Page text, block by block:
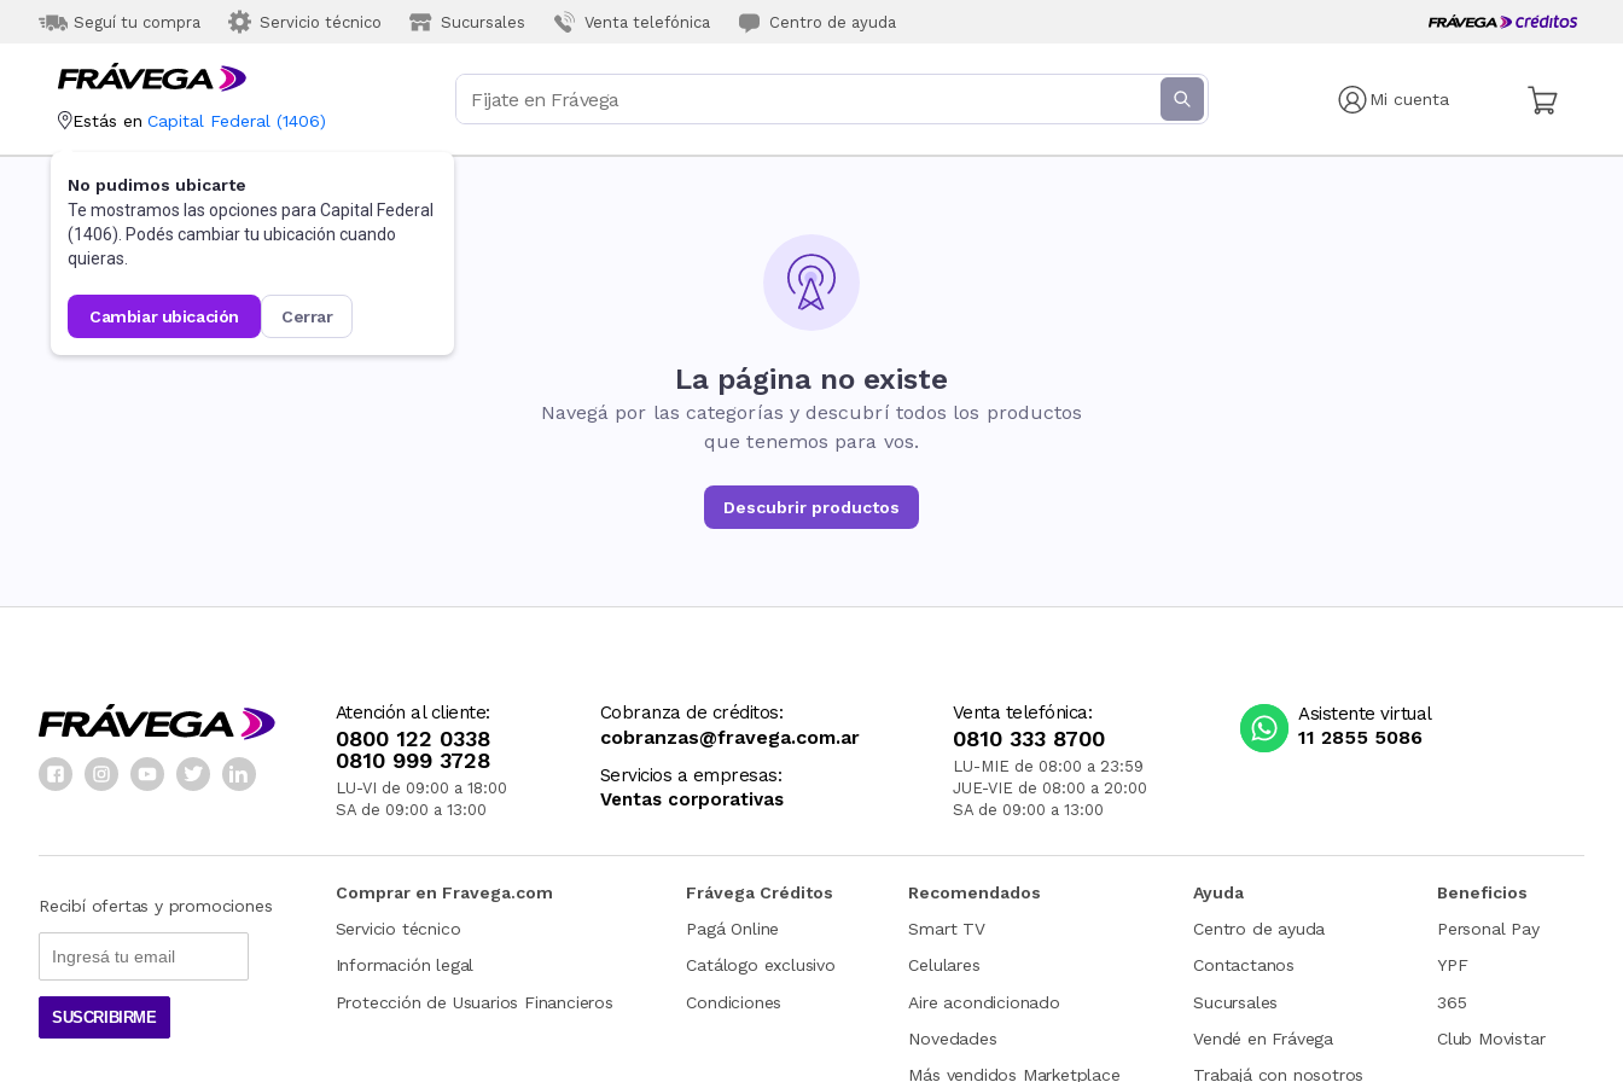
Seguí tu compra Servicio técnico Sucursales Venta telefónica Centro de ayuda
Mi cuenta
Estás en Capital Federal (1406)
No pudimos ubicarte
Te mostramos las opciones para Capital Federal
(1406). Podés cambiar tu ubicación cuando
quieras.
cambiar ubicación cerrar
La página no existe
Navegá por las categorías y descubrí todos los productos
que tenemos para vos.
Descubrir productos
Atención al cliente:
0800 122 0338
0810 999 3728
LU-VI de 09:00 a 18:00
SA de 09:00 a 13:00
Cobranza de créditos:
cobranzas@fravega.com.ar
Servicios a empresas:
Ventas corporativas
Venta telefónica:
0810 333 8700
LU-MIE de 08:00 a 23:59
JUE-VIE de 08:00 a 20:00
SA de 09:00 a 13:00
Asistente virtual
11 2855 5086
Recibí ofertas y promociones
SUSCRIBIRME
Comprar en Fravega.com
Servicio técnico
Información legal
Protección de Usuarios Financieros
Frávega Créditos
Pagá Online
Catálogo exclusivo
Condiciones
Recomendados
Smart TV
Celulares
Aire acondicionado
Novedades
Más vendidos Marketplace
Ayuda
Centro de ayuda
Contactanos
Sucursales
Vendé en Frávega
Trabajá con nosotros
Beneficios
Personal Pay
YPF
365
Club Movistar